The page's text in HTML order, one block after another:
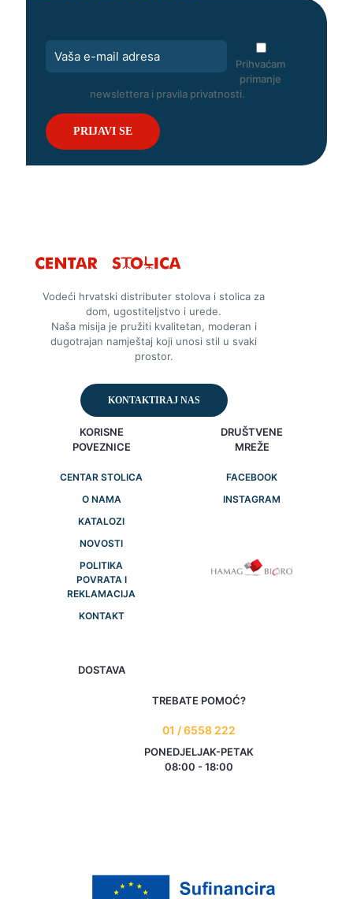
Prihvaćam
primanje
newslettera i pravila privatnosti.
Vodeći hrvatski distributer stolova i stolica za
dom, ugostiteljstvo i urede.
Naša misija je pružiti kvalitetan, moderan i
dugotrajan namještaj koji unosi stil u svaki
prostor.
KONTAKTIRAJ NAS
KORISNE
POVEZNICE
CENTAR STOLICA
O NAMA
KATALOZI
NOVOSTI
POLITIKA
POVRATA I
REKLAMACIJA
KONTAKT
DOSTAVA
DRUŠTVENE
MREŽE
FACEBOOK
INSTAGRAM
TREBATE POMOĆ?
01 / 6558 222
PONEDJELJAK-PETAK
08:00 - 18:00